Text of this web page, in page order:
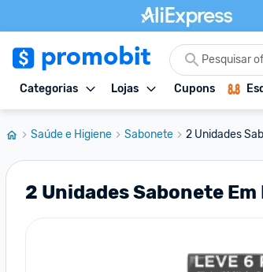
Categorias Lojas Cupons
Saúde e Higiene Sabonete 2 Unidades
2 Unidades Sabonete